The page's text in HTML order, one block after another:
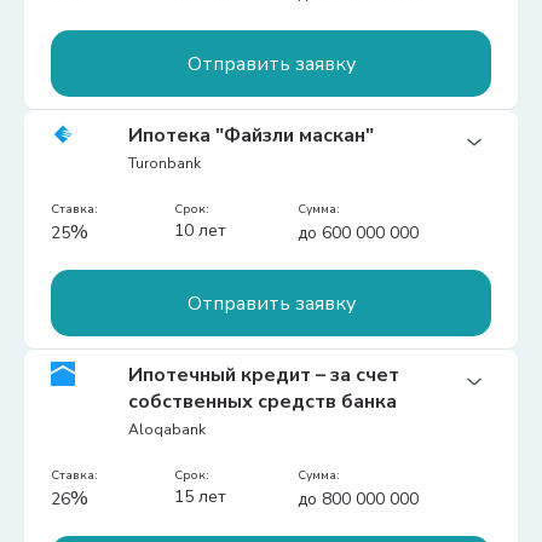
БРВ
Отправить заявку
Цель:
для приобретения электромобилей и
Первоначальный взнос:
25%
Дополнительная информация:
Для первичного рынка – до 2000-кратного
размера БРВ
Ипотека "Файзли маскан"
Turonbank
Ставка:
25%
срок:
10 лет
сумма:
до 600 000 000
Отправить заявку
Цель:
Выделяется на приобретение жилья на
первичном и вторичном рынке за счет средств
Первоначальный взнос:
25%
Дополнительная информация:
Для приобретения жилья в городе Ташкенте –
Ипотечный кредит – за счет
собственных средств банка
Aloqabank
Ставка:
26%
срок:
15 лет
сумма:
до 800 000 000